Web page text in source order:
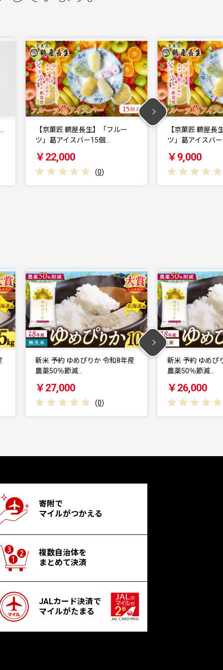
フルー
【京菓匠 鶴屋長生】「フルー
ツ」葛アイスバー5個入…
￥9,000
【京
イス
￥
りか 令和8年産
新米 予約 ゆめぴりか 令和8年産
寄附で
マイルがつかえる
複数自治体を
まとめて決済
JALカード決済で
マイルがたまる